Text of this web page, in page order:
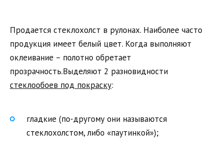
Продается стеклохолст в рулонах. Наиболее часто
продукция имеет белый цвет. Когда выполняют
оклеивание – полотно обретает
прозрачность.Выделяют 2 разновидности
стеклообоев под покраску:
гладкие (по-другому они называются
стеклохолстом, либо «паутинкой»);